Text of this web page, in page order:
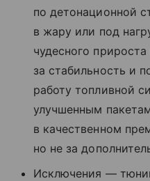
по детонационной
в жару или под
чудесного
за стабильность и
работу топливной
улучшенным
в качественном
но не за
Исключения —